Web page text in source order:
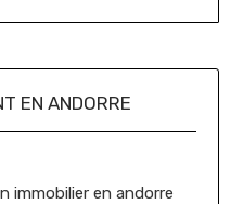
EN ANDORRE
immobilier en andorre